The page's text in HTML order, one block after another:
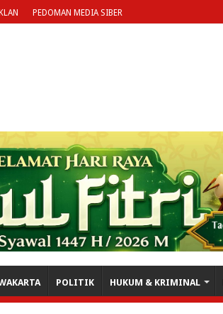
PEDOMAN MEDIA SIBER
POLITIK HUKUM & KRIMINAL